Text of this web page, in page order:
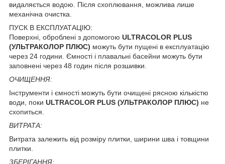
видаляється водою. Після схоплювання, можлива лише
механічна очистка.
ПУСК В ЕКСПЛУАТАЦІЮ:
Поверхні, оброблені з допомогою ULTRACOLOR PLUS
(УЛЬТРАКОЛОР ПЛЮС) можуть бути пущені в експлуатацію
через 24 години. Ємності і плавальні басейни можуть бути
заповнені через 48 годин після розшивки.
ОЧИЩЕННЯ:
Інструменти і ємності можуть бути очищені рясною кількістю
води, поки ULTRACOLOR PLUS (УЛЬТРАКОЛОР ПЛЮС) не
схопиться.
ВИТРАТА:
Витрата залежить від розміру плитки, ширини шва і товщини
плитки.
ЗБЕРІГАННЯ: